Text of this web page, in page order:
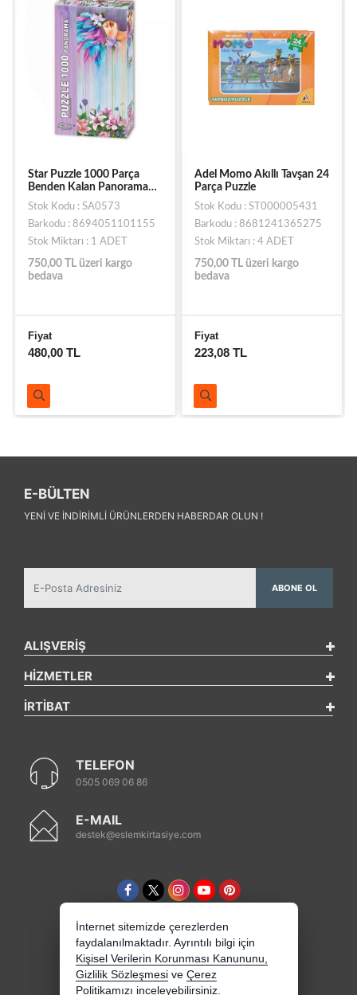
Adel Momo Akıllı Tavşan 24
Parça Puzzle
Stok Kodu : ST000005431
Barkodu : 8681241365275
Stok Miktarı : 4 ADET
750,00 TL üzeri kargo
bedava
Fiyat
223,08 TL
Adel Kaptan Pengu Ve
Arkadaşları Baby Puzzle 6
Farklı Puzzle
Stok Kodu : ST000005493
Barkodu : 8681241365206
Stok Miktarı : 5 ADET
750,00 TL üzeri kargo
bedava
Fiyat
230,98 TL
E-BÜLTEN
YENI VE INDIRIMLI ÜRÜNLERDEN HABERDAR OLUN !
ABONE OL
ALIŞVERİŞ
HİZMETLER
İRTİBAT
TELEFON
0505 069 06 86
E-MAIL
destek@eslemkirtasiye.com
İnternet sitemizde çerezlerden
faydalanılmaktadır. Ayrıntılı bilgi için
Kişisel Verilerin Korunması Kanununu,
Gizlilik Sözleşmesi ve Çerez
Politikamızı inceleyebilirsiniz.